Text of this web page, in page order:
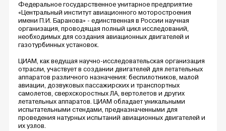
Федеральное государственное унитарное предприятие
«Центральный институт авиационного моторостроения
имени П.И. Баранова» - единственная в России научная
организация, проводящая полный цикл исследований,
необходимых для создания авиационных двигателей и
газотурбинных установок.
ЦИАМ, как ведущая научно-исследовательская организация
отрасли, участвует в создании двигателей для летательных
аппаратов различного назначения: беспилотников, малой
авиации, дозвуковых пассажирских и транспортных
самолетов, сверхскоростных ЛА, вертолетов и других
летательных аппаратов. ЦИАМ обладает уникальными
испытательными стендами, предназначенными для
проведения натурных испытаний авиационных двигателей и
их узлов.